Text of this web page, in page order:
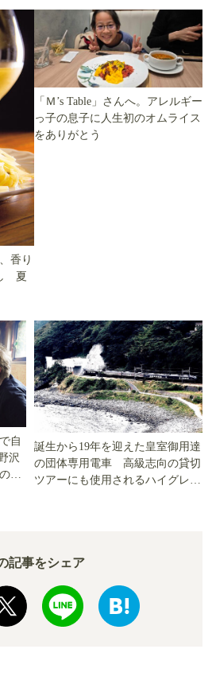
香り
夏
「Ｍ’s Table」さんへ。アレルギー
っ子の息子に人生初のオムライス
をありがとう
自
沢
誕生から19年を迎えた皇室御用達
の団体専用電車 高級志向の貸切
ツアーにも使用されるハイグレー
記事をシェア